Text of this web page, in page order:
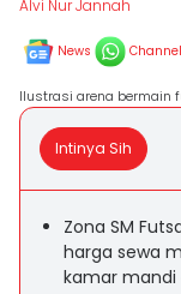
Alvi Nur Jannah
News Channel
Ilustrasi arena bermain
Intinya Sih
Zona SM
harga sewa
kamar mandi